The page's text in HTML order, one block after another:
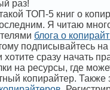
раз!
ТОП-5 книг о
Я читаю
блога о
подписывайтесь
хотите сразу начать
на ресурсы, где
копирайтер. Также